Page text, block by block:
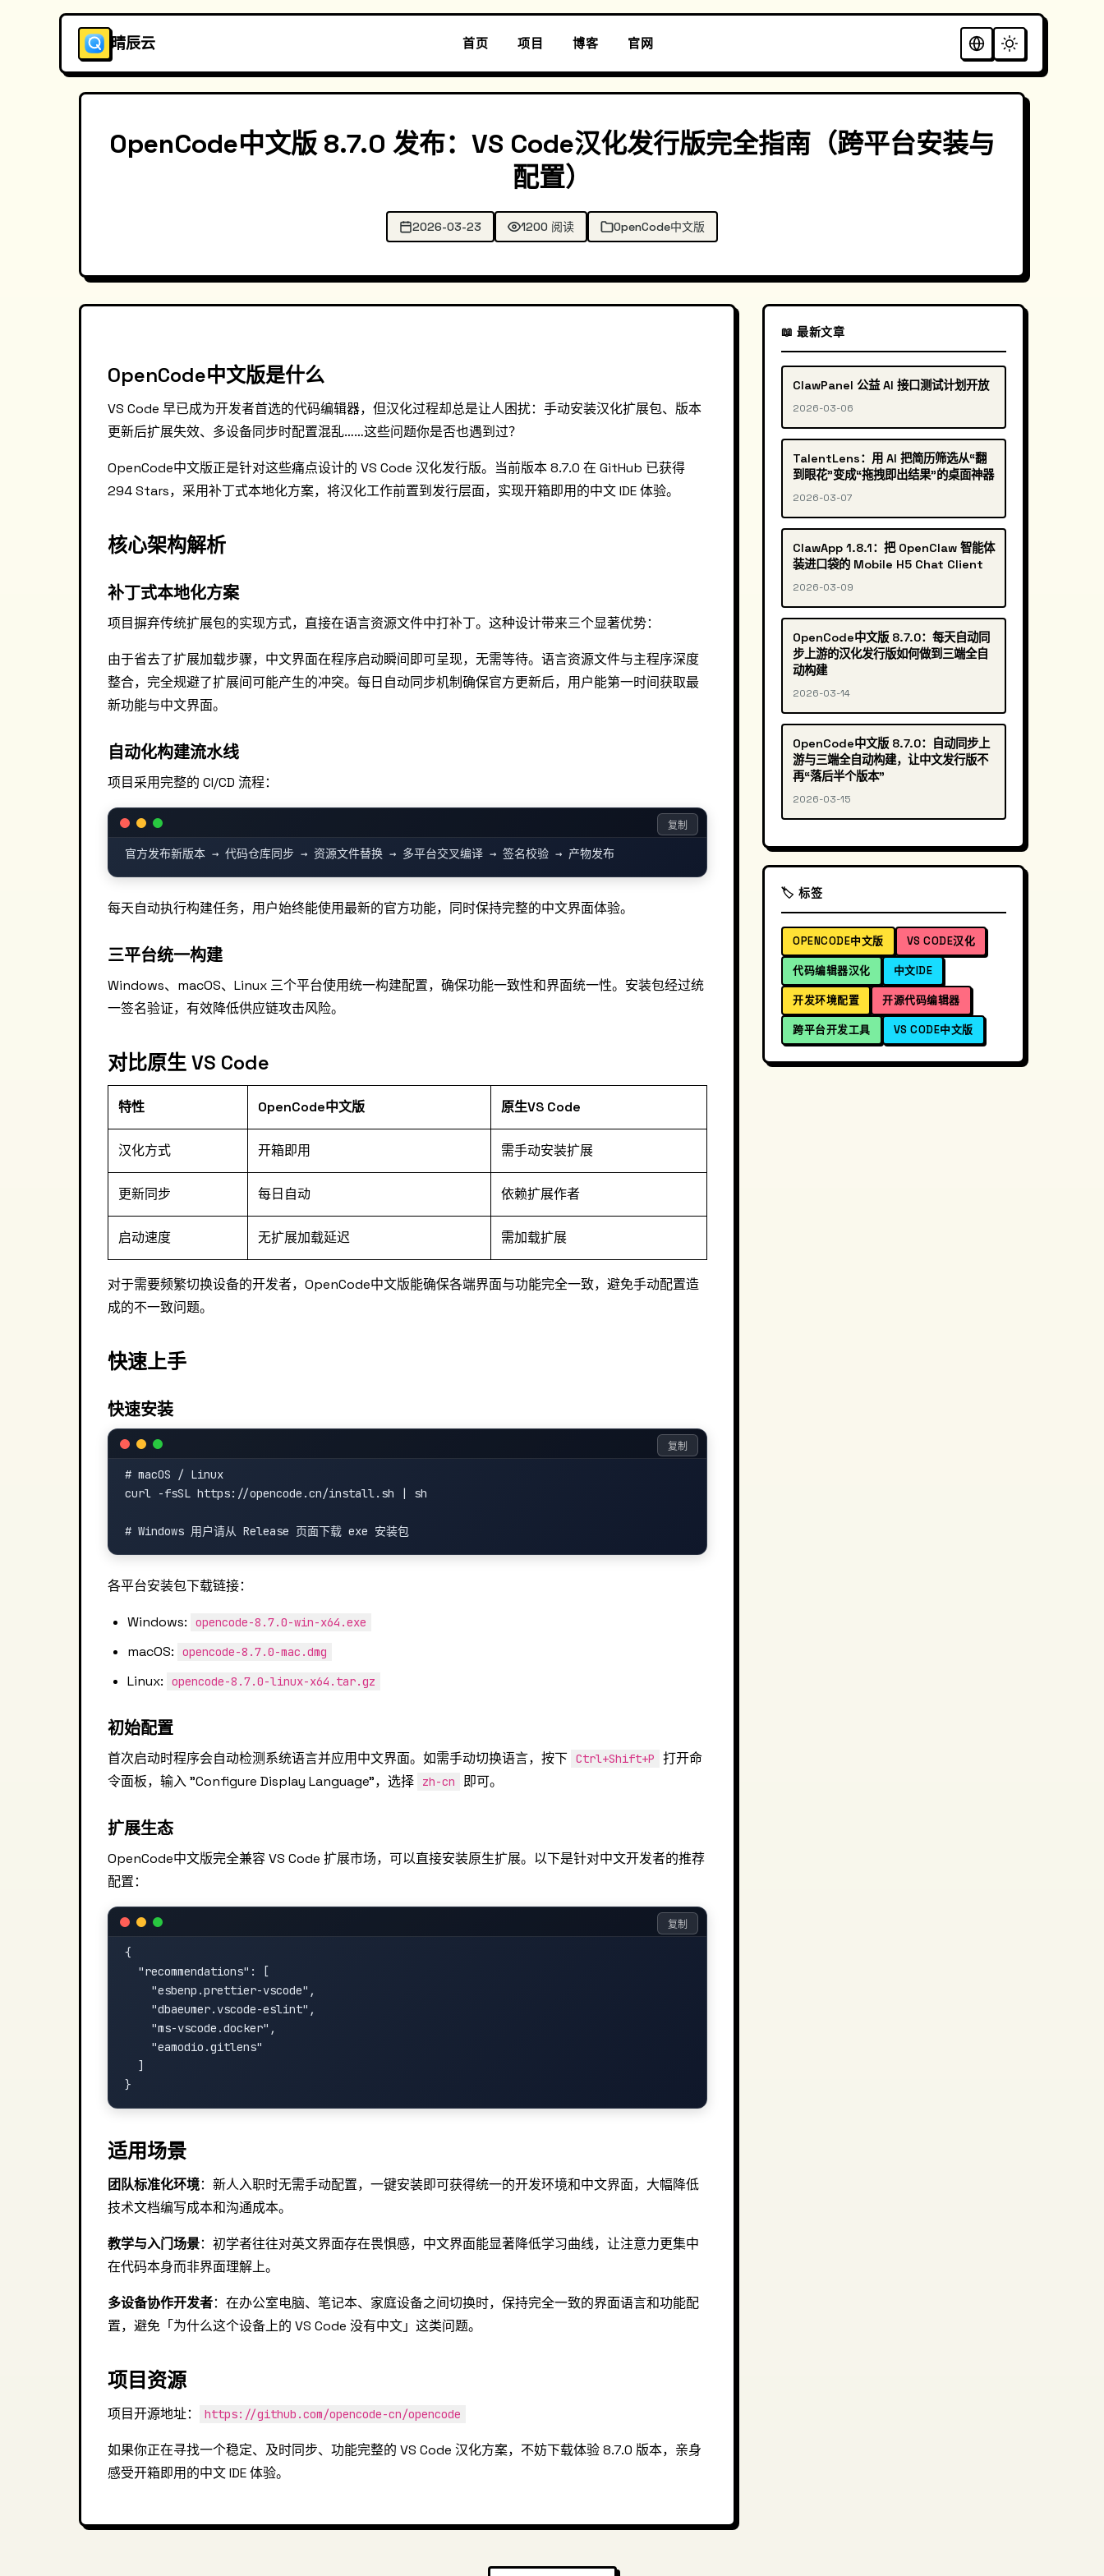
晴辰云 首页 项目 博客 官网
OpenCode中文版 8.7.0 发布：VS Code汉化发行版完全指南（跨平台安装与
配置）
2026-03-23 1200 阅读 OpenCode中文版
OpenCode中文版是什么
VS Code 早已成为开发者首选的代码编辑器，但汉化过程却总是让人困扰：手动安装汉化扩展包、版本
更新后扩展失效、多设备同步时配置混乱……这些问题你是否也遇到过？
OpenCode中文版正是针对这些痛点设计的 VS Code 汉化发行版。当前版本 8.7.0 在 GitHub 已获得
294 Stars，采用补丁式本地化方案，将汉化工作前置到发行层面，实现开箱即用的中文 IDE 体验。
核心架构解析
补丁式本地化方案
项目摒弃传统扩展包的实现方式，直接在语言资源文件中打补丁。这种设计带来三个显著优势：
由于省去了扩展加载步骤，中文界面在程序启动瞬间即可呈现，无需等待。语言资源文件与主程序深度
整合，完全规避了扩展间可能产生的冲突。每日自动同步机制确保官方更新后，用户能第一时间获取最
新功能与中文界面。
自动化构建流水线
项目采用完整的 CI/CD 流程：
复制
每天自动执行构建任务，用户始终能使用最新的官方功能，同时保持完整的中文界面体验。
三平台统一构建
Windows、macOS、Linux 三个平台使用统一构建配置，确保功能一致性和界面统一性。安装包经过统
一签名验证，有效降低供应链攻击风险。
对比原生 VS Code
特性 OpenCode中文版 原生VS Code
汉化方式 开箱即用 需手动安装扩展
更新同步 每日自动 依赖扩展作者
启动速度 无扩展加载延迟 需加载扩展
对于需要频繁切换设备的开发者，OpenCode中文版能确保各端界面与功能完全一致，避免手动配置造
成的不一致问题。
快速上手
快速安装
# macOS / Linux
curl -fsSL https://opencode.cn/install.sh | sh
复制
各平台安装包下载链接：
Windows: opencode-8.7.0-win-x64.exe
macOS: opencode-8.7.0-mac.dmg
Linux: opencode-8.7.0-linux-x64.tar.gz
初始配置
首次启动时程序会自动检测系统语言并应用中文界面。如需手动切换语言，按下 Ctrl+Shift+P
打开命
令面板，输入 "Configure Display Language"，选择
zh-cn 即可。
扩展生态
OpenCode中文版完全兼容 VS Code 扩展市场，可以直接安装原生扩展。以下是针对中文开发者的推荐
配置：
{
  "recommendations": [
    "esbenp.prettier-vscode",
    "dbaeumer.vscode-eslint",
    "ms-vscode.docker",
    "eamodio.gitlens"
  ]
复制
适用场景
团队标准化环境：新人入职时无需手动配置，一键安装即可获得统一的开发环境和中文界面，大幅降低
技术文档编写成本和沟通成本。
教学与入门场景：初学者往往对英文界面存在畏惧感，中文界面能显著降低学习曲线，让注意力更集中
在代码本身而非界面理解上。
多设备协作开发者：在办公室电脑、笔记本、家庭设备之间切换时，保持完全一致的界面语言和功能配
置，避免「为什么这个设备上的 VS Code 没有中文」这类问题。
项目资源
项目开源地址： https://github.com/opencode-cn/opencode
如果你正在寻找一个稳定、及时同步、功能完整的 VS Code 汉化方案，不妨下载体验 8.7.0 版本，亲身
感受开箱即用的中文 IDE 体验。
📖 最新文章
ClawPanel 公益 AI 接口测试计划开放
2026-03-06
TalentLens：用 AI 把简历筛选从“翻
到眼花”变成“拖拽即出结果”的桌面神器
2026-03-07
ClawApp 1.8.1：把 OpenClaw 智能体
装进口袋的 Mobile H5 Chat Client
2026-03-09
OpenCode中文版 8.7.0：每天自动同
步上游的汉化发行版如何做到三端全自
动构建
2026-03-14
OpenCode中文版 8.7.0：自动同步上
游与三端全自动构建，让中文发行版不
再“落后半个版本”
2026-03-15
🏷️ 标签
OPENCODE中文版 VS CODE汉化
代码编辑器汉化 中文IDE
开发环境配置 开源代码编辑器
跨平台开发工具 VS CODE中文版